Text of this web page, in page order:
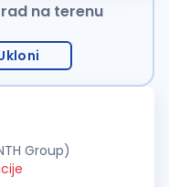
na terenu
Group)